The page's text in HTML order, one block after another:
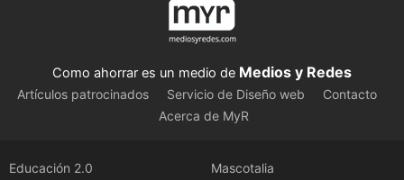
Como ahorrar es un medio de Medios y Redes
Artículos patrocinados Servicio de Diseño web
Contacto
Acerca de MyR
Educación 2.0
Mascotalia